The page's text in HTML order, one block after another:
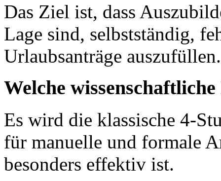
Das Ziel ist, dass
Lage sind, selbstständig,
Urlaubsanträge auszufüllen.
Welche
Es wird die klassische 4-
für manuelle und formale
besonders effektiv ist.